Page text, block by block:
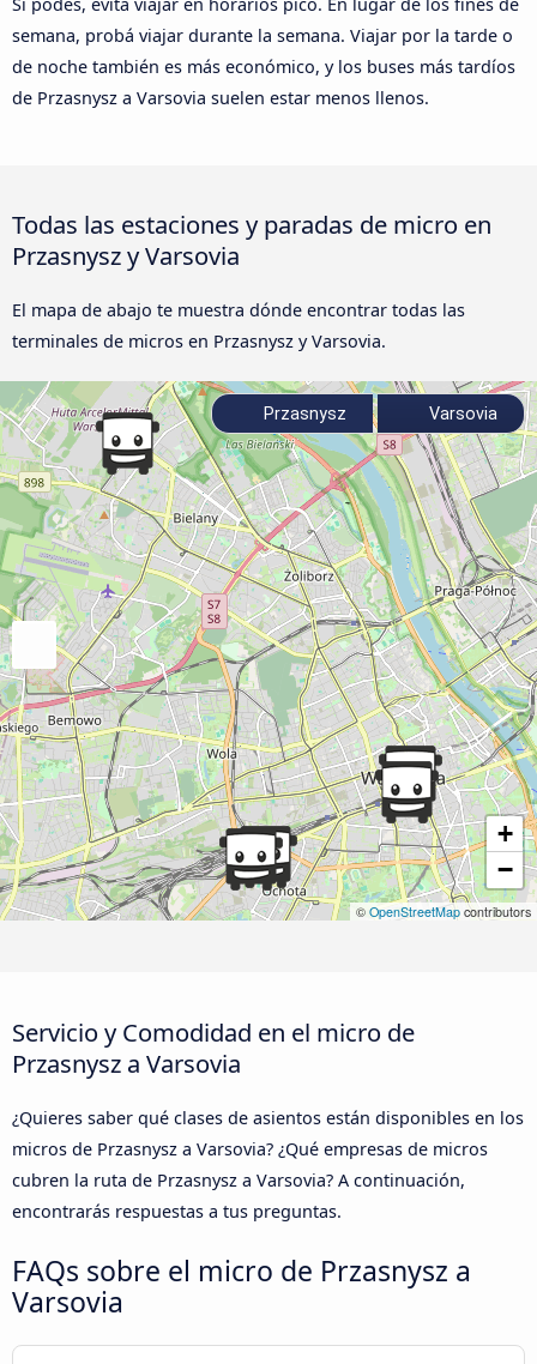
semana, probá viajar durante la semana. Viajar por la tarde o
de noche también es más económico, y los buses más tardíos
de Przasnysz a Varsovia suelen estar menos llenos.
Todas las estaciones y paradas de micro en
Przasnysz y Varsovia
El mapa de abajo te muestra dónde encontrar todas las
terminales de micros en Przasnysz y Varsovia.
+
−
© OpenStreetMap contributors
Przasnysz Varsovia
Servicio y Comodidad en el micro de
Przasnysz a Varsovia
¿Quieres saber qué clases de asientos están disponibles en los
micros de Przasnysz a Varsovia? ¿Qué empresas de micros
cubren la ruta de Przasnysz a Varsovia? A continuación,
encontrarás respuestas a tus preguntas.
FAQs sobre el micro de Przasnysz a
Varsovia